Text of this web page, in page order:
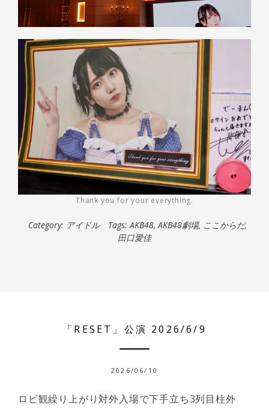
Thank you for your everything.
Category: アイドル Tags:AKB48,AKB48劇場, ここからだ,
田口愛佳
「RESET」公演 2026/6/9
2026/06/10
ロビ観繰り上がり対外入場で下手立ち3列目柱外